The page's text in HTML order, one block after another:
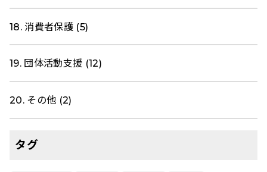
18. 消費者保護 (5)
19. 団体活動支援 (12)
20. その他 (2)
タグ